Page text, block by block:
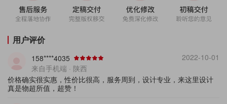
用户评价
158****4035
来自手机端 · 陕西
2022-10-01
价格确实很实惠，性价比很高，服务周到，设计专业，来这里设计
真是物超所值，超赞！